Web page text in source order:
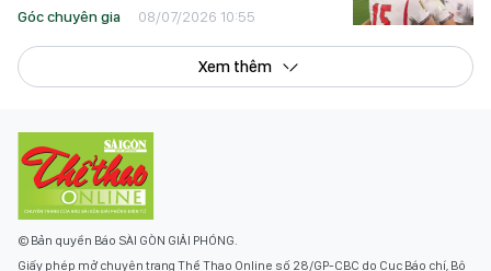
Góc chuyên gia 08/07/2026 10:55
Xem thêm
© Bản quyền Báo SÀI GÒN GIẢI PHÓNG.
Giấy phép mở chuyên trang Thể Thao Online số 28/GP-CBC do Cục Báo chí, Bộ